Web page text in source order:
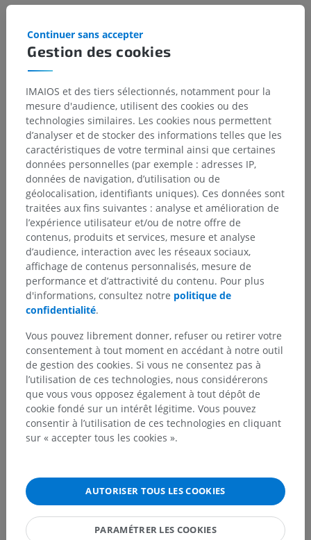
Blumenfeld, H. (2010). ‘Chapter 13: Brainstem II: Eye movements and
Sunderland, Mass.: Sinauer Associates, pp. 479-484.
Snell, R.S. (2010). ‘Chapter 11: The cranial nerve nuclei and their central
connections and distribution’, in Clinical Neuroanatomy. (7th ed.)
346-348.
Dulak D, Naqvi IA. Neuroanatomy, Cranial Nerve 7 (Facial) [Updated
2023 Jul 24]. In: StatPearls [Internet]. Treasure Island (FL): StatPearls
Publishing; 2024 Jan-. Available from:
https://www.ncbi.nlm.nih.gov/books/NBK526119/
Galerie
Gestion des cookies
Continuer sans accepter
IMAIOS et des tiers sélectionnés, notamment pour la
mesure d'audience, utilisent des cookies ou des
technologies similaires. Les cookies nous permettent
d’analyser et de stocker des informations telles que les
caractéristiques de votre terminal ainsi que certaines
données personnelles (par exemple : adresses IP,
données de navigation, d’utilisation ou de
géolocalisation, identifiants uniques). Ces données sont
traitées aux fins suivantes : analyse et amélioration de
l’expérience utilisateur et/ou de notre offre de
contenus, produits et services, mesure et analyse
d’audience, interaction avec les réseaux sociaux,
affichage de contenus personnalisés, mesure de
performance et d’attractivité du contenu. Pour plus
d'informations, consultez notre politique de
confidentialité.
Vous pouvez librement donner, refuser ou retirer votre
consentement à tout moment en accédant à notre outil
de gestion des cookies. Si vous ne consentez pas à
l’utilisation de ces technologies, nous considérerons
que vous vous opposez également à tout dépôt de
cookie fondé sur un intérêt légitime. Vous pouvez
consentir à l’utilisation de ces technologies en cliquant
sur « accepter tous les cookies ».
AUTORISER TOUS LES COOKIES
PARAMÉTRER LES COOKIES